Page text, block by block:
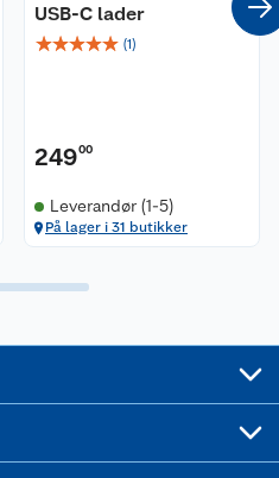
USB-C lader
☆☆☆☆☆ (1)
24900
Leverandør (1-5)
På lager i 31 butikker